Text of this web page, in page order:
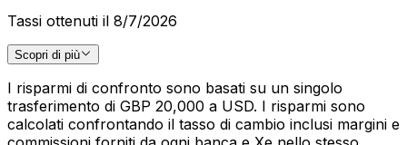
Tassi ottenuti il 8/7/2026
Scopri di più
I risparmi di confronto sono basati su un singolo
trasferimento di GBP 20,000 a USD. I risparmi sono
calcolati confrontando il tasso di cambio inclusi margini e